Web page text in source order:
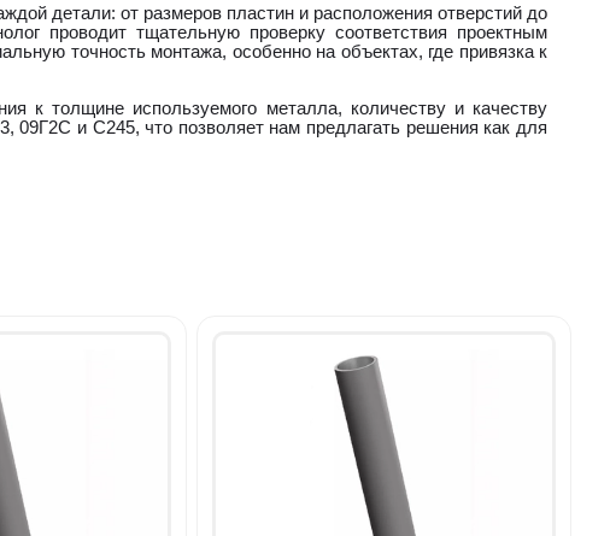
детали: от размеров пластин и расположения отверстий до
проводит тщательную проверку соответствия проектным
точность монтажа, особенно на объектах, где привязка к
к толщине используемого металла, количеству и качеству
и С245, что позволяет нам предлагать решения как для